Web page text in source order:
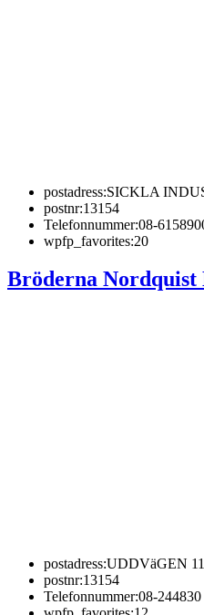
postadress:SICKLA
postnr:13154
Telefonnummer:08-
wpfp_favorites:20
Bröderna Nordquist
postadress:UDDVäGEN 11
postnr:13154
Telefonnummer:08-244830